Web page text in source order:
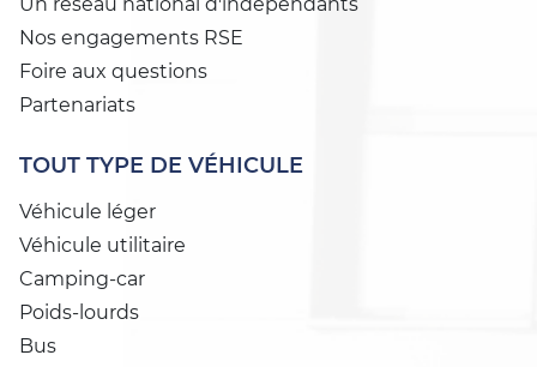
Nos engagements RSE
Foire aux questions
Partenariats
TOUT TYPE DE VÉHICULE
Véhicule léger
Véhicule utilitaire
Camping-car
Poids-lourds
Bus